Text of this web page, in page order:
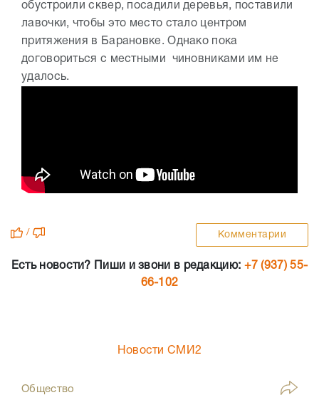
обустроили сквер, посадили деревья, поставили
лавочки, чтобы это место стало центром
притяжения в Барановке. Однако пока
договориться с местными чиновниками им не
удалось.
/ Комментарии
Есть новости? Пиши и звони в редакцию: +7 (937) 55-
66-102
Новости СМИ2
Общество